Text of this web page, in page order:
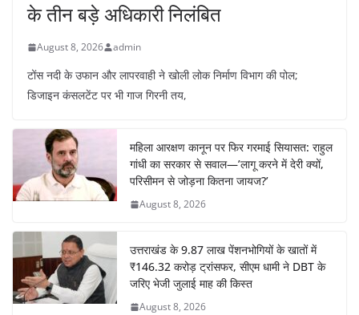
के तीन बड़े अधिकारी निलंबित
August 8, 2026 admin
टोंस नदी के उफान और लापरवाही ने खोली लोक निर्माण विभाग की पोल;
डिजाइन कंसलटेंट पर भी गाज गिरनी तय,
महिला आरक्षण कानून पर फिर गरमाई सियासत: राहुल
गांधी का सरकार से सवाल—’लागू करने में देरी क्यों,
परिसीमन से जोड़ना कितना जायज?’
August 8, 2026
उत्तराखंड के 9.87 लाख पेंशनभोगियों के खातों में
₹146.32 करोड़ ट्रांसफर, सीएम धामी ने DBT के
जरिए भेजी जुलाई माह की किस्त
August 8, 2026